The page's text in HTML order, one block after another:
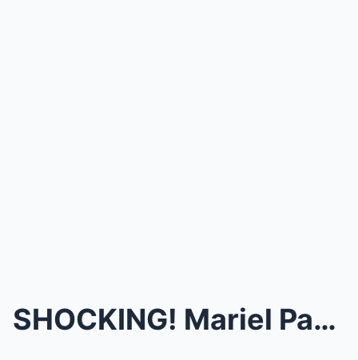
SHOCKING! Mariel Padilla Rushed to Emergency Hospi...